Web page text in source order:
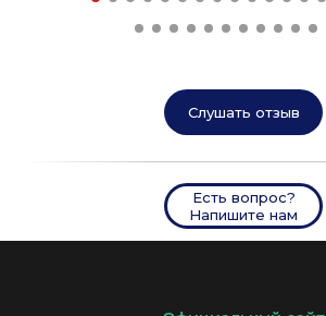
Слушать отзыв
Есть вопрос?
Напишите нам